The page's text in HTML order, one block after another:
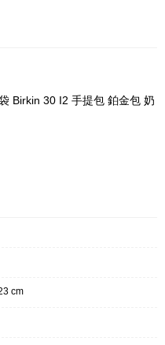
Birkin 30 I2 手提包 鉑金包 奶
cm